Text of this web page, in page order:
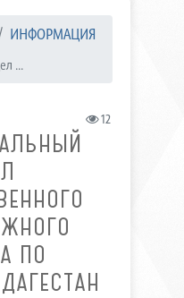
ИНФОРМАЦИЯ
...
12
ПО